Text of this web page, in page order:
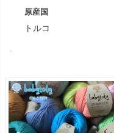
原産国
トルコ